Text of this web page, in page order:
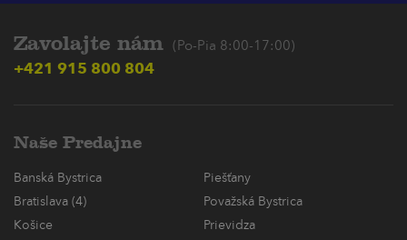
Zavolajte nám (Po-Pia 8:00-17:00)
+421 915 800 804
Naše Predajne
Banská Bystrica
Piešťany
Bratislava (4)
Považská Bystrica
Košice
Prievidza